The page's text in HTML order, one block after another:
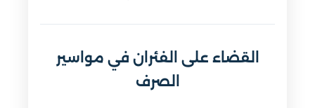
القضاء على الفئران في مواسير
الصرف